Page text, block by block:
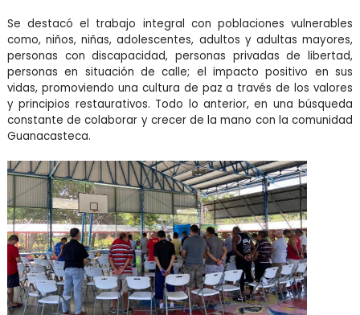
Se destacó el trabajo integral con poblaciones vulnerables
como, niños, niñas, adolescentes, adultos y adultas mayores,
personas con discapacidad, personas privadas de libertad,
personas en situación de calle; el impacto positivo en sus
vidas, promoviendo una cultura de paz a través de los valores
y principios restaurativos. Todo lo anterior, en una búsqueda
constante de colaborar y crecer de la mano con la comunidad
Guanacasteca.